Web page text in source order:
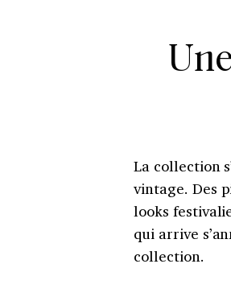
La collection
vintage. Des
looks
qui arrive
collection.